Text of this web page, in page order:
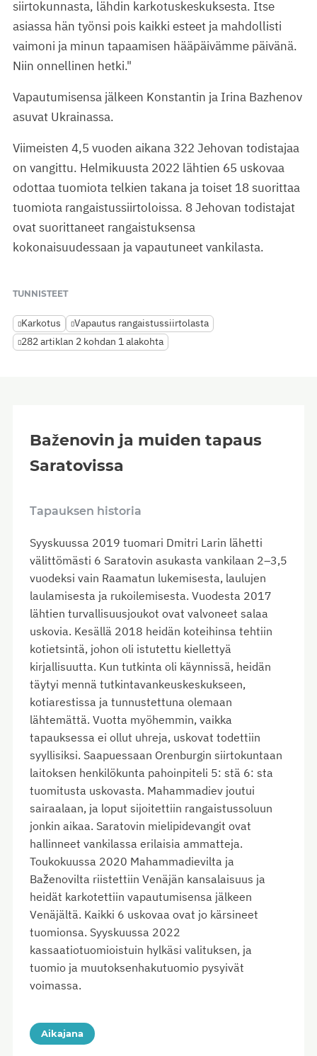
siirtokunnasta, lähdin karkotuskeskuksesta. Itse
asiassa hän työnsi pois kaikki esteet ja mahdollisti
vaimoni ja minun tapaamisen hääpäivämme päivänä.
Niin onnellinen hetki."
Vapautumisensa jälkeen Konstantin ja Irina Bazhenov
asuvat Ukrainassa.
Viimeisten 4,5 vuoden aikana 322 Jehovan todistajaa
on vangittu. Helmikuusta 2022 lähtien 65 uskovaa
odottaa tuomiota telkien takana ja toiset 18 suorittaa
tuomiota rangaistussiirtoloissa. 8 Jehovan todistajat
ovat suorittaneet rangaistuksensa
kokonaisuudessaan ja vapautuneet vankilasta.
TUNNISTEET
Karkotus
Vapautus rangaistussiirtolasta
282 artiklan 2 kohdan 1 alakohta
Baženovin ja muiden tapaus
Saratovissa
Tapauksen historia
Syyskuussa 2019 tuomari Dmitri Larin lähetti
välittömästi 6 Saratovin asukasta vankilaan 2–3,5
vuodeksi vain Raamatun lukemisesta, laulujen
laulamisesta ja rukoilemisesta. Vuodesta 2017
lähtien turvallisuusjoukot ovat valvoneet salaa
uskovia. Kesällä 2018 heidän koteihinsa tehtiin
kotietsintä, johon oli istutettu kiellettyä
kirjallisuutta. Kun tutkinta oli käynnissä, heidän
täytyi mennä tutkintavankeuskeskukseen,
kotiarestissa ja tunnustettuna olemaan
lähtemättä. Vuotta myöhemmin, vaikka
tapauksessa ei ollut uhreja, uskovat todettiin
syyllisiksi. Saapuessaan Orenburgin siirtokuntaan
laitoksen henkilökunta pahoinpiteli 5: stä 6: sta
tuomitusta uskovasta. Mahammadiev joutui
sairaalaan, ja loput sijoitettiin rangaistussoluun
jonkin aikaa. Saratovin mielipidevangit ovat
hallinneet vankilassa erilaisia ammatteja.
Toukokuussa 2020 Mahammadievilta ja
Baženovilta riistettiin Venäjän kansalaisuus ja
heidät karkotettiin vapautumisensa jälkeen
Venäjältä. Kaikki 6 uskovaa ovat jo kärsineet
tuomionsa. Syyskuussa 2022
kassaatiotuomioistuin hylkäsi valituksen, ja
tuomio ja muutoksenhakutuomio pysyivät
voimassa.
Aikajana